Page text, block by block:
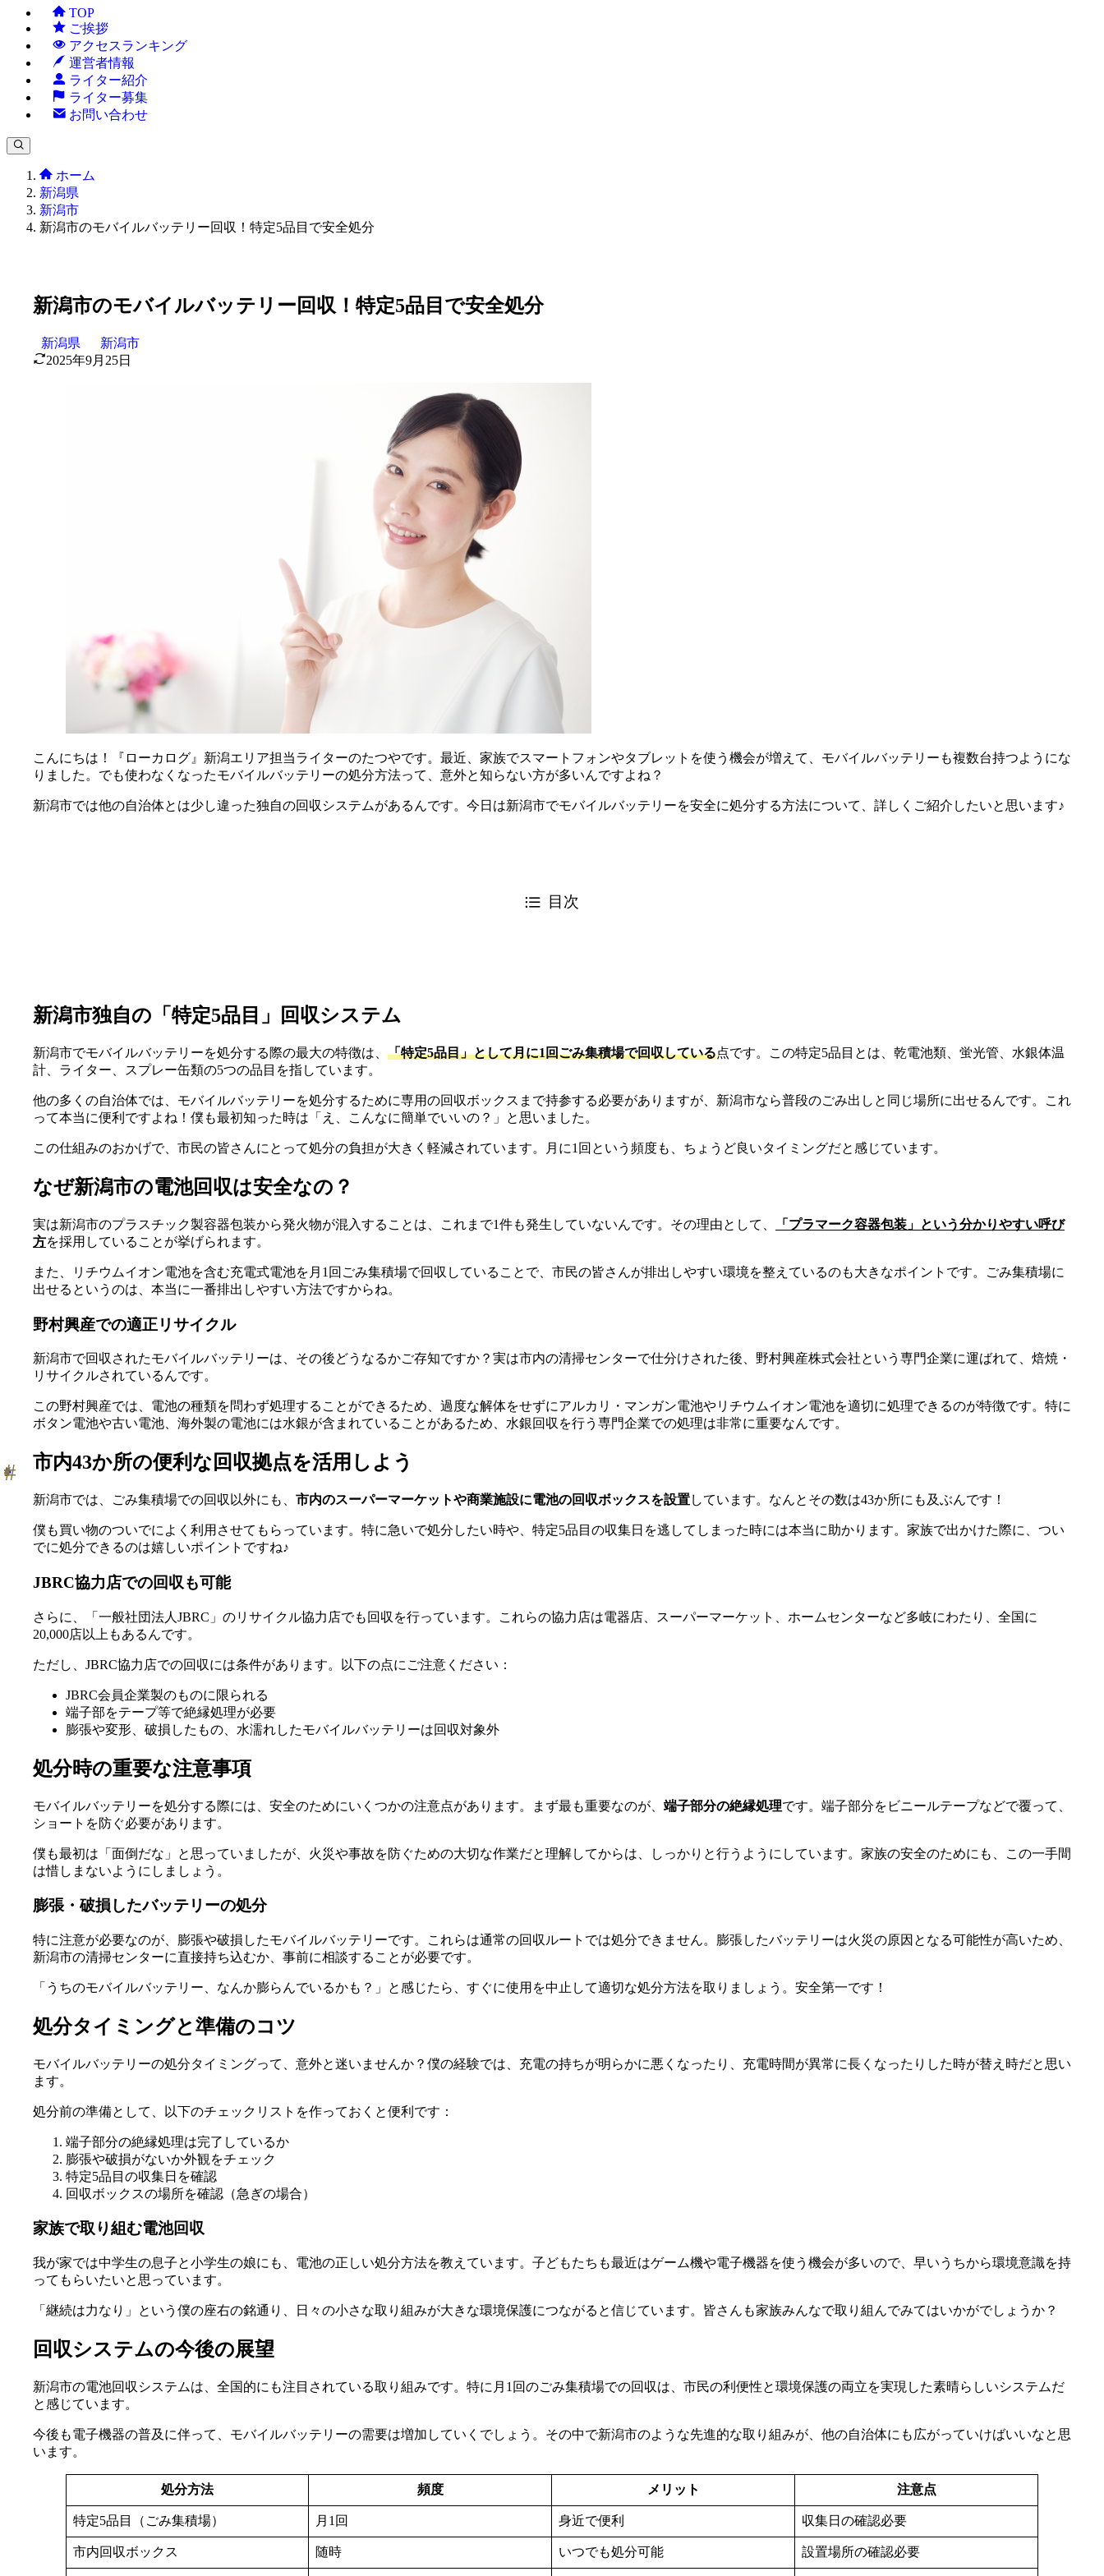
TOP
ご挨拶
アクセスランキング
運営者情報
ライター紹介
ライター募集
お問い合わせ
ホーム
新潟県
新潟市
新潟市のモバイルバッテリー回収！特定5品目で安全処分
新潟市のモバイルバッテリー回収！特定5品目で安全処分
新潟県
新潟市
2025年9月25日
こんにちは！『ローカログ』新潟エリア担当ライターのたつやです。最近、家族でスマートフォンやタブレットを使う機会が増えて、モバイルバッテリーも複数台持つようにな
りました。でも使わなくなったモバイルバッテリーの処分方法って、意外と知らない方が多いんですよね？
新潟市では他の自治体とは少し違った独自の回収システムがあるんです。今日は新潟市でモバイルバッテリーを安全に処分する方法について、詳しくご紹介したいと思います♪
目次
新潟市独自の「特定5品目」回収システム
新潟市でモバイルバッテリーを処分する際の最大の特徴は、 「特定5品目」として月に1回ごみ集積場で回収している点です。この特定5品目とは、乾電池類、蛍光管、水銀体温
計、ライター、スプレー缶類の5つの品目を指しています。
他の多くの自治体では、モバイルバッテリーを処分するために専用の回収ボックスまで持参する必要がありますが、新潟市なら普段のごみ出しと同じ場所に出せるんです。これ
って本当に便利ですよね！僕も最初知った時は「え、こんなに簡単でいいの？」と思いました。
この仕組みのおかげで、市民の皆さんにとって処分の負担が大きく軽減されています。月に1回という頻度も、ちょうど良いタイミングだと感じています。
なぜ新潟市の電池回収は安全なの？
実は新潟市のプラスチック製容器包装から発火物が混入することは、これまで1件も発生していないんです。その理由として、
「プラマーク容器包装」という分かりやすい呼び
方を採用していることが挙げられます。
また、リチウムイオン電池を含む充電式電池を月1回ごみ集積場で回収していることで、市民の皆さんが排出しやすい環境を整えているのも大きなポイントです。ごみ集積場に
出せるというのは、本当に一番排出しやすい方法ですからね。
野村興産での適正リサイクル
新潟市で回収されたモバイルバッテリーは、その後どうなるかご存知ですか？実は市内の清掃センターで仕分けされた後、野村興産株式会社という専門企業に運ばれて、焙焼・
リサイクルされているんです。
この野村興産では、電池の種類を問わず処理することができるため、過度な解体をせずにアルカリ・マンガン電池やリチウムイオン電池を適切に処理できるのが特徴です。特に
ボタン電池や古い電池、海外製の電池には水銀が含まれていることがあるため、水銀回収を行う専門企業での処理は非常に重要なんです。
市内43か所の便利な回収拠点を活用しよう
新潟市では、ごみ集積場での回収以外にも、 市内のスーパーマーケットや商業施設に電池の回収ボックスを設置しています。なんとその数は43か所にも及ぶんです！
僕も買い物のついでによく利用させてもらっています。特に急いで処分したい時や、特定5品目の収集日を逃してしまった時には本当に助かります。家族で出かけた際に、つい
でに処分できるのは嬉しいポイントですね♪
JBRC協力店での回収も可能
さらに、「一般社団法人JBRC」のリサイクル協力店でも回収を行っています。これらの協力店は電器店、スーパーマーケット、ホームセンターなど多岐にわたり、全国に
20,000店以上もあるんです。
ただし、JBRC協力店での回収には条件があります。以下の点にご注意ください：
JBRC会員企業製のものに限られる
端子部をテープ等で絶縁処理が必要
膨張や変形、破損したもの、水濡れしたモバイルバッテリーは回収対象外
処分時の重要な注意事項
モバイルバッテリーを処分する際には、安全のためにいくつかの注意点があります。まず最も重要なのが、 端子部分の絶縁処理です。端子部分をビニールテープなどで覆って、
ショートを防ぐ必要があります。
僕も最初は「面倒だな」と思っていましたが、火災や事故を防ぐための大切な作業だと理解してからは、しっかりと行うようにしています。家族の安全のためにも、この一手間
は惜しまないようにしましょう。
膨張・破損したバッテリーの処分
特に注意が必要なのが、膨張や破損したモバイルバッテリーです。これらは通常の回収ルートでは処分できません。膨張したバッテリーは火災の原因となる可能性が高いため、
新潟市の清掃センターに直接持ち込むか、事前に相談することが必要です。
「うちのモバイルバッテリー、なんか膨らんでいるかも？」と感じたら、すぐに使用を中止して適切な処分方法を取りましょう。安全第一です！
処分タイミングと準備のコツ
モバイルバッテリーの処分タイミングって、意外と迷いませんか？僕の経験では、充電の持ちが明らかに悪くなったり、充電時間が異常に長くなったりした時が替え時だと思い
ます。
処分前の準備として、以下のチェックリストを作っておくと便利です：
端子部分の絶縁処理は完了しているか
膨張や破損がないか外観をチェック
特定5品目の収集日を確認
回収ボックスの場所を確認（急ぎの場合）
家族で取り組む電池回収
我が家では中学生の息子と小学生の娘にも、電池の正しい処分方法を教えています。子どもたちも最近はゲーム機や電子機器を使う機会が多いので、早いうちから環境意識を持
ってもらいたいと思っています。
「継続は力なり」という僕の座右の銘通り、日々の小さな取り組みが大きな環境保護につながると信じています。皆さんも家族みんなで取り組んでみてはいかがでしょうか？
回収システムの今後の展望
新潟市の電池回収システムは、全国的にも注目されている取り組みです。特に月1回のごみ集積場での回収は、市民の利便性と環境保護の両立を実現した素晴らしいシステムだ
と感じています。
今後も電子機器の普及に伴って、モバイルバッテリーの需要は増加していくでしょう。その中で新潟市のような先進的な取り組みが、他の自治体にも広がっていけばいいなと思
います。
処分方法 頻度 メリット 注意点
特定5品目（ごみ集積場） 月1回 身近で便利 収集日の確認必要
市内回収ボックス 随時 いつでも処分可能 設置場所の確認必要